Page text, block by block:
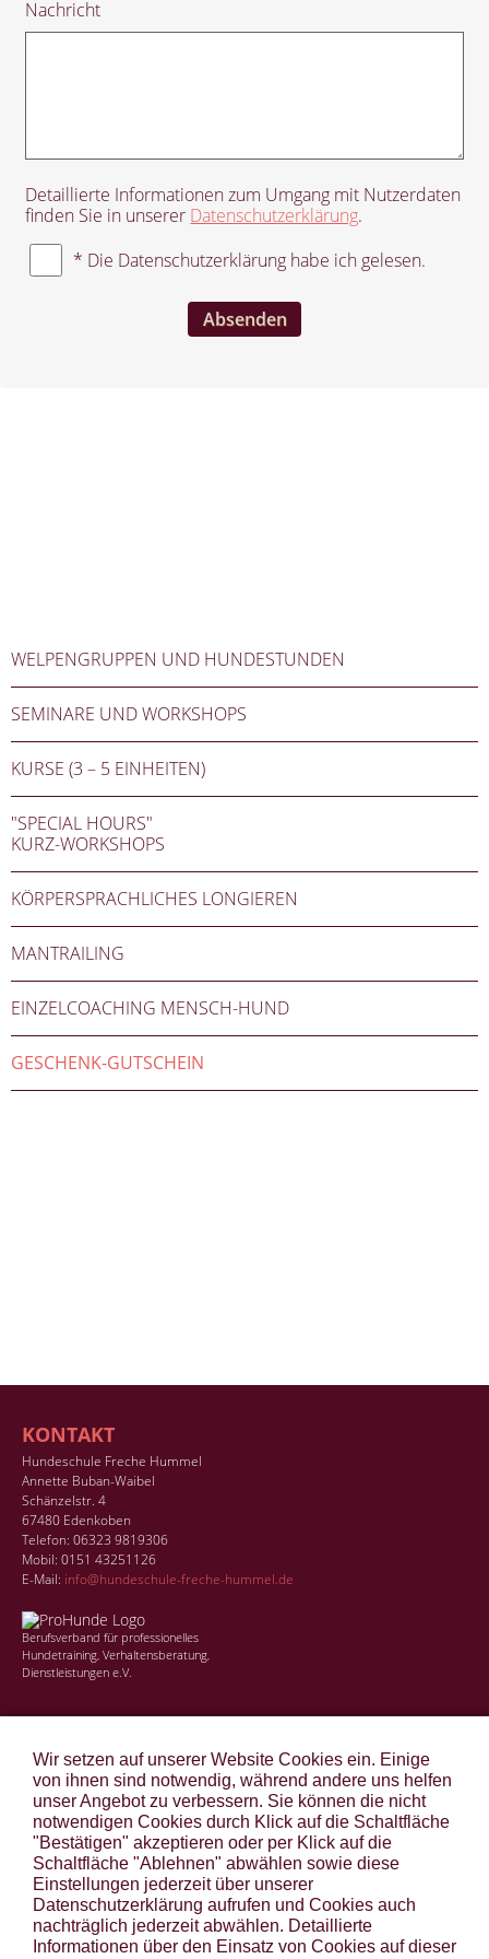
Nachricht
Detaillierte Informationen zum Umgang mit Nutzerdaten
finden Sie in unserer Datenschutzerklärung.
* Die Datenschutzerklärung habe ich gelesen.
Absenden
WELPENGRUPPEN UND HUNDESTUNDEN
SEMINARE UND WORKSHOPS
KURSE (3 – 5 EINHEITEN)
"SPECIAL HOURS"
KURZ-WORKSHOPS
KÖRPERSPRACHLICHES LONGIEREN
MANTRAILING
EINZELCOACHING MENSCH-HUND
GESCHENK-GUTSCHEIN
KONTAKT
Hundeschule Freche Hummel
Annette Buban-Waibel
Schänzelstr. 4
67480 Edenkoben
Telefon: 06323 9819306
Mobil: 0151 43251126
E-Mail: info@hundeschule-freche-hummel.de
Berufsverband für professionelles
Hundetraining, Verhaltensberatung,
Dienstleistungen e.V.
STANDORTE
TIERGESTÜTZTE THERAPIE
EINBLICKE
KONTAKT
LINKS
Wir setzen auf unserer Website Cookies ein. Einige
von ihnen sind notwendig, während andere uns helfen
unser Angebot zu verbessern. Sie können die nicht
notwendigen Cookies durch Klick auf die Schaltfläche
"Bestätigen" akzeptieren oder per Klick auf die
Schaltfläche "Ablehnen" abwählen sowie diese
Einstellungen jederzeit über unserer
Datenschutzerklärung aufrufen und Cookies auch
nachträglich jederzeit abwählen. Detaillierte
Informationen über den Einsatz von Cookies auf dieser